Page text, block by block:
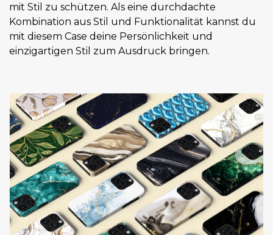
mit Stil zu schützen. Als eine durchdachte
Kombination aus Stil und Funktionalität kannst du
mit diesem Case deine Persönlichkeit und
einzigartigen Stil zum Ausdruck bringen.